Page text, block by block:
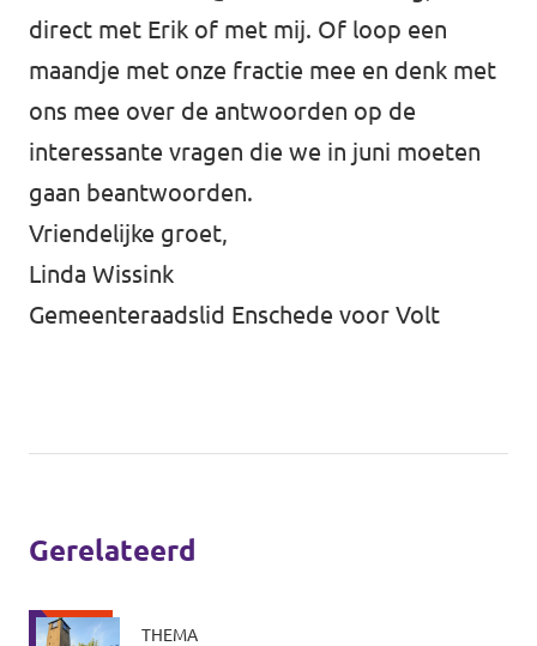
direct met Erik of met mij. Of loop een
maandje met onze fractie mee en denk met
ons mee over de antwoorden op de
interessante vragen die we in juni moeten
gaan beantwoorden.
Vriendelijke groet,
Linda Wissink
Gemeenteraadslid Enschede voor Volt
Gerelateerd
THEMA